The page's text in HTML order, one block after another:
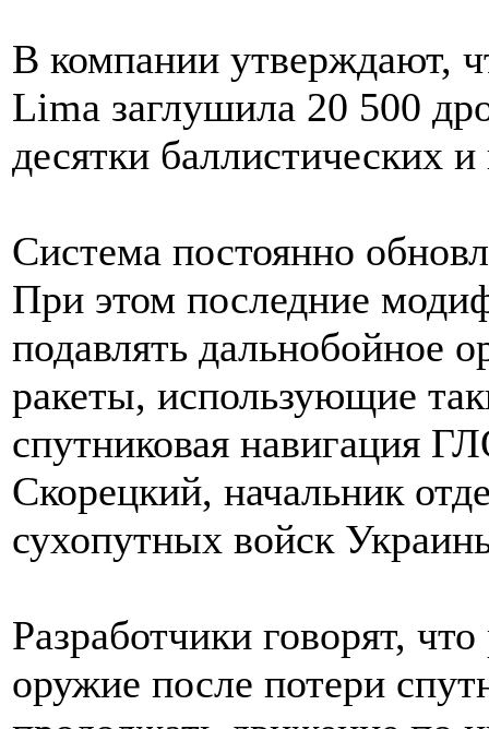
В компании утверждают,
Lima заглушила 20 500
десятки баллистических
Система постоянно
При этом последние
подавлять дальнобойное
ракеты, использующие
спутниковая навигация
Скорецкий, начальник
сухопутных войск
Разработчики говорят,
оружие после потери